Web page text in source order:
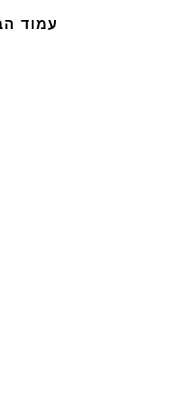
עמוד